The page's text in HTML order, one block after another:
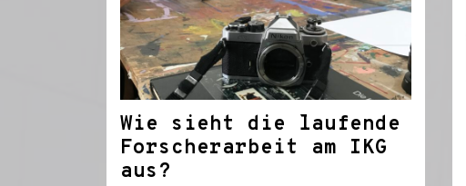
Wie sieht die laufende
Forscherarbeit am IKG
aus?